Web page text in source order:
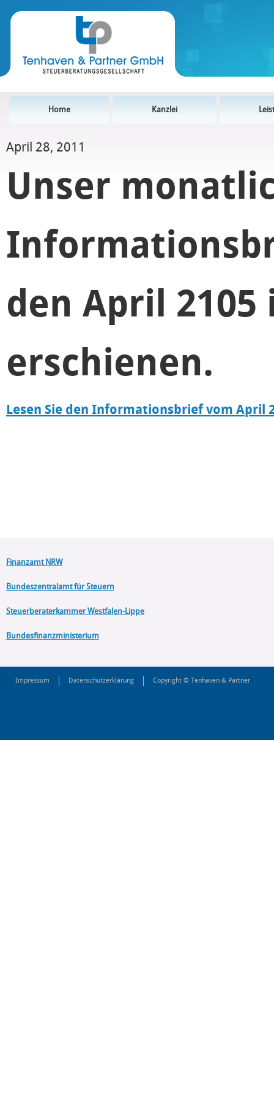
Home Kanzlei
April 28, 2011
Unser
den April 2105
erschienen.
Lesen Sie den Informationsbrief vom April
Finanzamt NRW
Bundeszentralamt für Steuern
Steuerberaterkammer Westfalen-Lippe
Bundesfinanzministerium
Impressum Datenschutzerklärung Copyright © Tenhaven & Partner